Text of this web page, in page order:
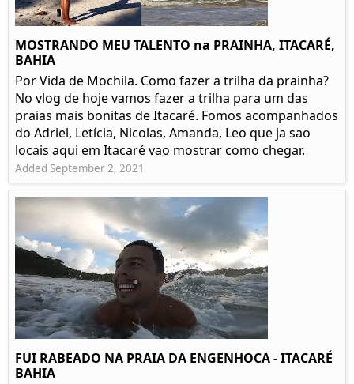
MOSTRANDO MEU TALENTO na PRAINHA, ITACARÉ,
BAHIA
Por Vida de Mochila. Como fazer a trilha da prainha?
No vlog de hoje vamos fazer a trilha para um das
praias mais bonitas de Itacaré. Fomos acompanhados
do Adriel, Letícia, Nicolas, Amanda, Leo que ja sao
locais aqui em Itacaré vao mostrar como chegar.
Added September 2, 2021
FUI RABEADO NA PRAIA DA ENGENHOCA - ITACARÉ
BAHIA